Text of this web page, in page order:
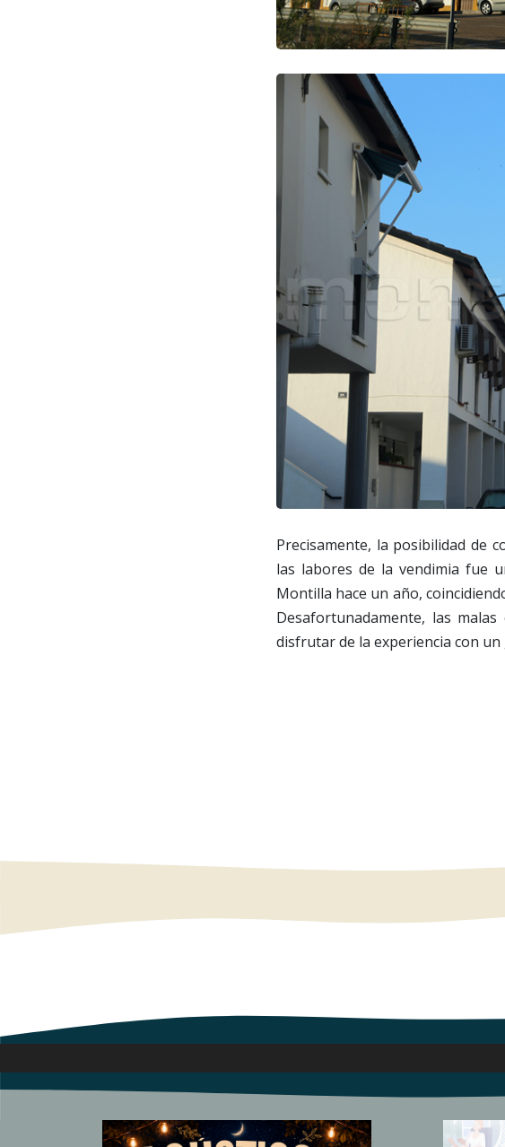
Precisamente, la posibilidad de
las labores de la vendimia fue
Montilla hace un año,
Desafortunadamente, las
disfrutar de la experiencia con un